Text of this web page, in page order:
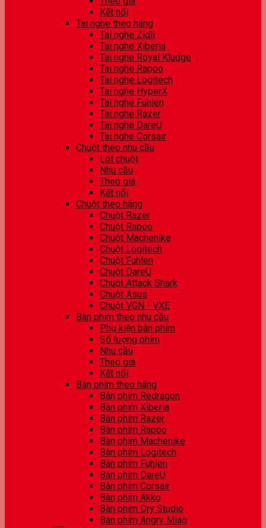
Kết nối
Tai nghe theo hãng
Tai nghe Zidli
Tai nghe Xiberia
Tai nghe Royal Kludge
Tai nghe Rapoo
Tai nghe Logitech
Tai nghe HyperX
Tai nghe Fuhlen
Tai nghe Razer
Tai nghe DareU
Tai nghe Corsair
Chuột theo nhu cầu
Lót chuột
Nhu cầu
Theo giá
Kết nối
Chuột theo hãng
Chuột Razer
Chuột Rapoo
Chuột Machenike
Chuột Logitech
Chuột Fuhlen
Chuột DareU
Chuột Attack Shark
Chuột Asus
Chuột VGN - VXE
Bàn phím theo nhu cầu
Phụ kiện bàn phím
Số lượng phím
Nhu cầu
Theo giá
Kết nối
Bàn phím theo hãng
Bàn phím Redragon
Bàn phím Xiberia
Bàn phím Razer
Bàn phím Rapoo
Bàn phím Machenike
Bàn phím Logitech
Bàn phím Fuhlen
Bàn phím DareU
Bàn phím Corsair
Bàn phím Akko
Bàn phím Dry Studio
Bàn phím Angry Miao